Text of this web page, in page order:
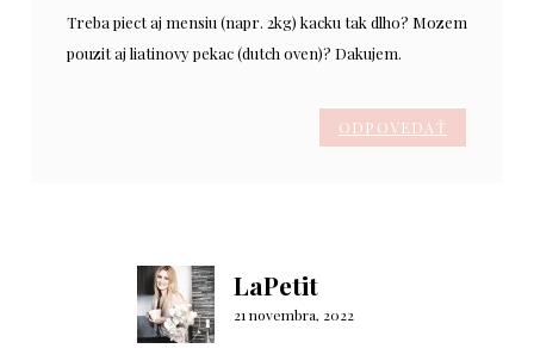
Treba piect aj mensiu (napr. 2kg) kacku tak dlho? Mozem
pouzit aj liatinovy pekac (dutch oven)? Dakujem.
ODPOVEDAŤ
LaPetit
21 novembra, 2022